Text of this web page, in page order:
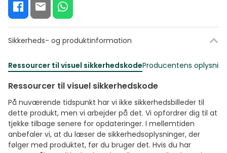
Sikkerheds- og produktinformation
Ressourcer til visuel sikkerhedskodeProducentens
Ressourcer til visuel sikkerhedskode
På nuværende tidspunkt har vi ikke sikkerhedsbilleder til
dette produkt, men vi arbejder på det. Vi opfordrer dig til at
tjekke tilbage senere for opdateringer. I mellemtiden
anbefaler vi, at du læser de sikkerhedsoplysninger, der
følger med produktet, før du bruger det. Hvis du har